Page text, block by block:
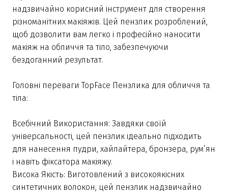
надзвичайно корисний інструмент для створення
різноманітних макіяжів. Цей пензлик розроблений,
щоб дозволити вам легко і професійно наносити
макіяж на обличчя та тіло, забезпечуючи
бездоганний результат.
Головні переваги TopFace Пензлика для обличчя та
тіла:
Всебічний Використання: Завдяки своїй
універсальності, цей пензлик ідеально підходить
для нанесення пудри, хайлайтера, бронзера, рум’ян
і навіть фіксатора макіяжу.
Висока Якість: Виготовлений з високоякісних
синтетичних волокон, цей пензлик надзвичайно